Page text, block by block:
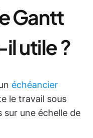
Gantt
utile ?
échéancier
le travail sous
une échelle de